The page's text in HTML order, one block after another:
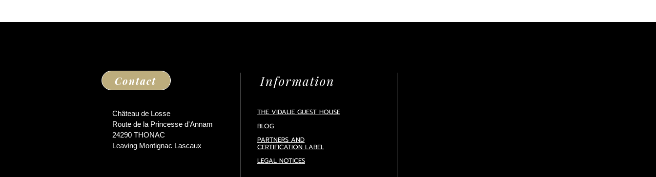
Contact
Château de Losse
Route de la Princesse d'Annam
24290 THONAC
Leaving Montignac Lascaux
Information
THE VIDALIE GUEST HOUSE
BLOG
PARTNERS AND
CERTIFICATION LABEL
LEGAL NOTICES